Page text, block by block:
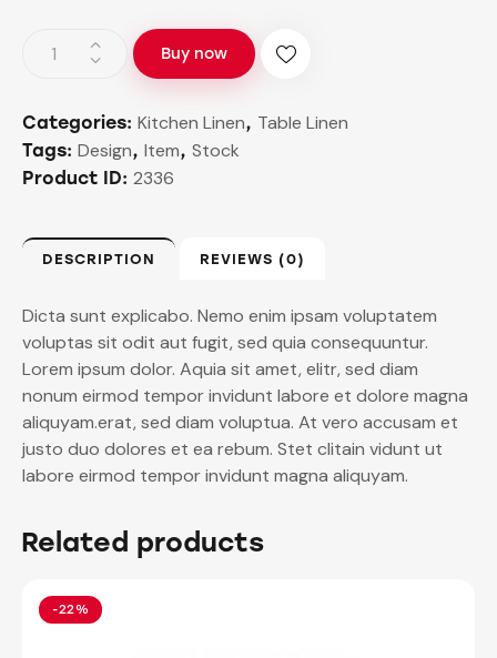
Buy now
Categories: Kitchen Linen, Table Linen
Tags: Design, Item, Stock
Product ID: 2336
DESCRIPTION REVIEWS (0)
Dicta sunt explicabo. Nemo enim ipsam voluptatem
voluptas sit odit aut fugit, sed quia consequuntur.
Lorem ipsum dolor. Aquia sit amet, elitr, sed diam
nonum eirmod tempor invidunt labore et dolore magna
aliquyam.erat, sed diam voluptua. At vero accusam et
justo duo dolores et ea rebum. Stet clitain vidunt ut
labore eirmod tempor invidunt magna aliquyam.
Related products
-22%